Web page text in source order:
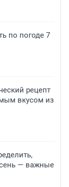
по погоде 7
рецепт
вкусом из
— важные